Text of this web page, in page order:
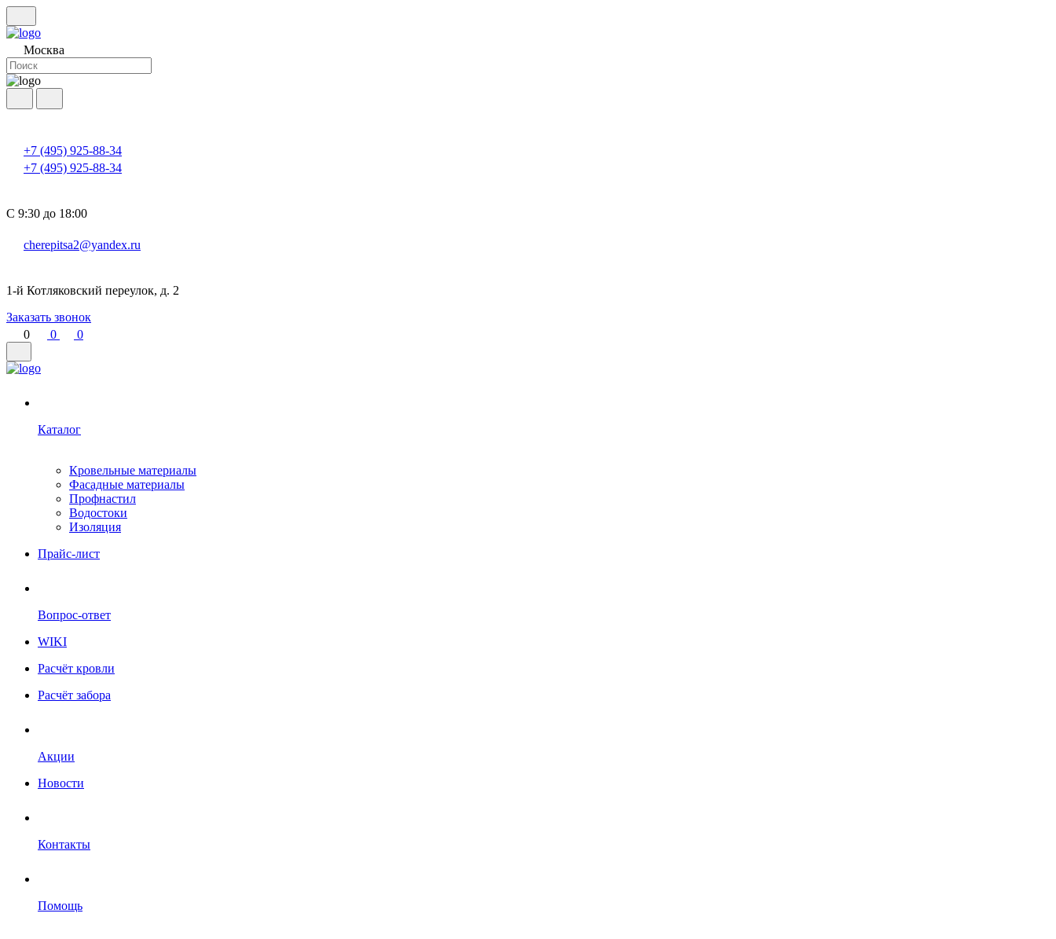
Москва
+7 (495) 925-88-34
+7 (495) 925-88-34
С 9:30 до 18:00
cherepitsa2@yandex.ru
1-й Котляковский переулок, д. 2
Заказать звонок
0
0 0
Каталог
Кровельные материалы
Фасадные материалы
Профнастил
Водостоки
Изоляция
Прайс-лист
Вопрос-ответ
WIKI
Расчёт кровли
Расчёт забора
Акции
Новости
Контакты
Помощь